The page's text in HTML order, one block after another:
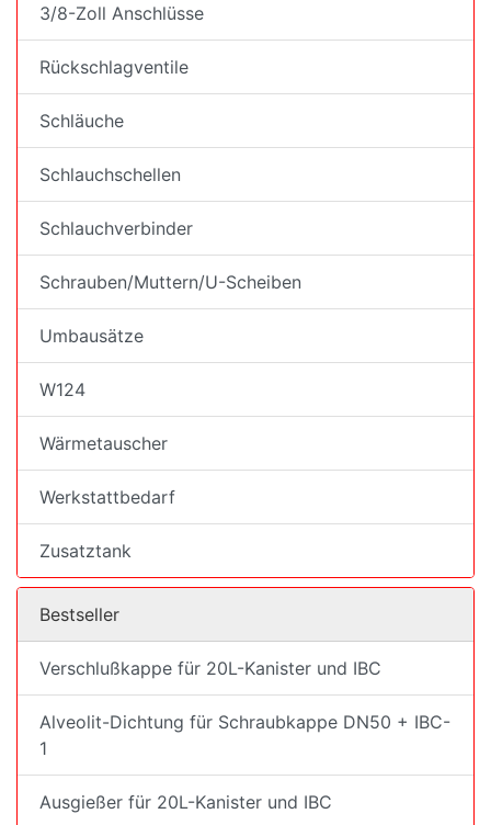
3/8-Zoll Anschlüsse
Rückschlagventile
Schläuche
Schlauchschellen
Schlauchverbinder
Schrauben/Muttern/U-Scheiben
Umbausätze
W124
Wärmetauscher
Werkstattbedarf
Zusatztank
Bestseller
Verschlußkappe für 20L-Kanister und IBC
Alveolit-Dichtung für Schraubkappe DN50 + IBC-
1
Ausgießer für 20L-Kanister und IBC